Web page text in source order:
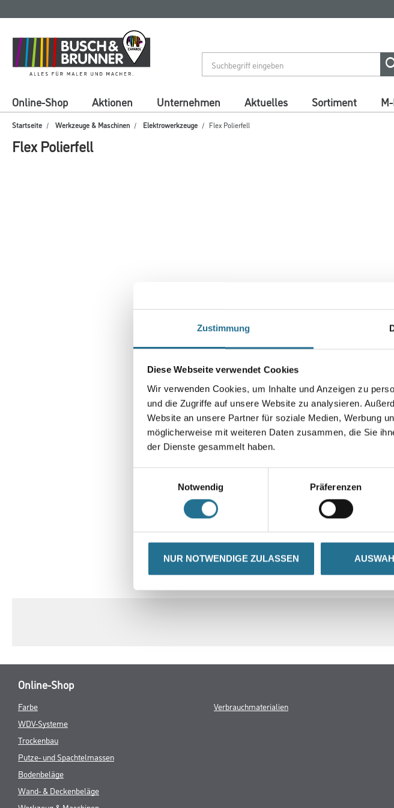
Zustimmung
Diese Webseite verwendet Cookies
Wir verwenden Cookies, um Inhalte und Anzeigen zu
und die Zugriffe auf unsere Website zu analysieren.
Website an unsere Partner für soziale Medien, Werbung
möglicherweise mit weiteren Daten zusammen, die Sie
der Dienste gesammelt haben.
Notwendig
Präferenzen
NUR NOTWENDIGE ZULASSEN
springen
springen
Online-Shop Aktionen Unternehmen Aktuelles Sortiment
Startseite Werkzeuge & Maschinen Elektrowerkzeuge Flex Polierfell
Flex Polierfell
CURRENT
TAB:
PRODUKTEIGENSCHAFTEN ZUSATZINFOS
Online-Shop
Farbe
WDV-Systeme
Trockenbau
Putze- und Spachtelmassen
Bodenbeläge
Wand- & Deckenbeläge
Verbrauchmaterialien